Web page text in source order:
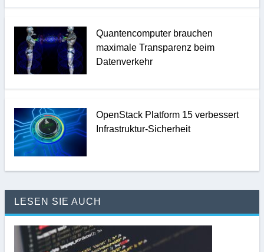
Quantencomputer brauchen
maximale Transparenz beim
Datenverkehr
OpenStack Platform 15 verbessert
Infrastruktur-Sicherheit
LESEN SIE AUCH